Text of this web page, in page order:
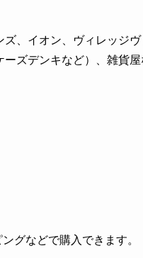
、イオン、ヴィレッジ
ズデンキなど）、雑貨屋
グなどで購入できます。